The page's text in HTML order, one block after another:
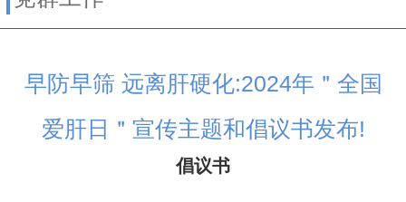
早防早筛 远离肝硬化:2024年＂全国
爱肝日＂宣传主题和倡议书发布!
倡议书